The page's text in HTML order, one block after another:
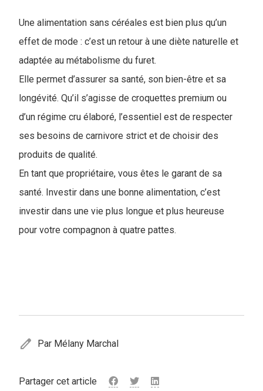
Une alimentation sans céréales est bien plus qu’un
effet de mode : c’est un retour à une diète naturelle et
adaptée au métabolisme du furet.
Elle permet d’assurer sa santé, son bien-être et sa
longévité. Qu’il s’agisse de croquettes premium ou
d’un régime cru élaboré, l’essentiel est de respecter
ses besoins de carnivore strict et de choisir des
produits de qualité.
En tant que propriétaire, vous êtes le garant de sa
santé. Investir dans une bonne alimentation, c’est
investir dans une vie plus longue et plus heureuse
pour votre compagnon à quatre pattes.
edit Par Mélany Marchal
Partager cet article